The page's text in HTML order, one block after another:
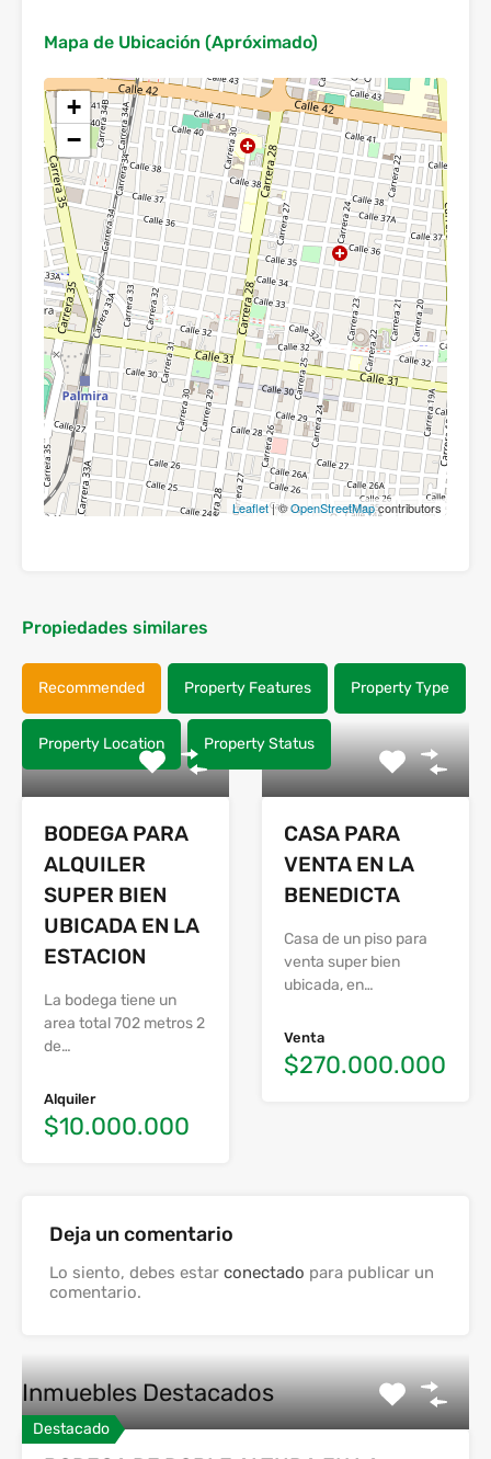
Mapa de Ubicación (Apróximado)
+
−
Leaflet| ©OpenStreetMapcontributors
Propiedades similares
Recommended Property Features Property Type
Property Location Property Status
BODEGA PARA
ALQUILER
SUPER BIEN
UBICADA EN LA
ESTACION
La bodega tiene un
area total 702 metros 2
de…
Alquiler
$10.000.000
CASA PARA
VENTA EN LA
BENEDICTA
Casa de un piso para
venta super bien
ubicada, en…
Venta
$270.000.000
Deja un comentario
Lo siento, debes estar conectado para publicar un
comentario.
Inmuebles Destacados
Destacado